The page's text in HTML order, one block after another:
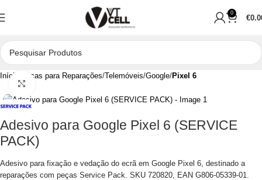
0
€
Início Peças para Reparações Telemóveis Google Pixel 6
Adesivo para Google Pixel 6 (SERVICE
PACK)
Adesivo para fixação e vedação do ecrã em Google Pixel 6, destinado a
reparações com peças Service Pack. SKU 720820, EAN G806-05339-01.